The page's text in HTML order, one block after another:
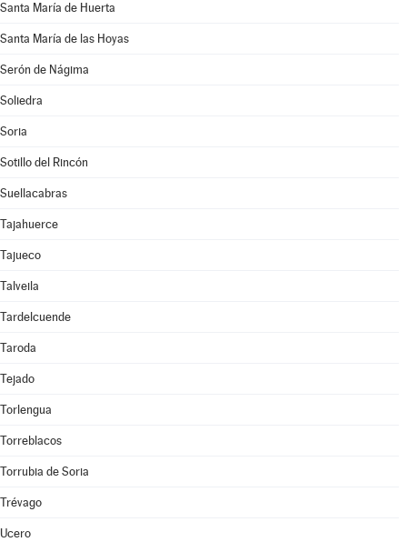
Santa María de Huerta
Santa María de las Hoyas
Serón de Nágima
Soliedra
Soria
Sotillo del Rincón
Suellacabras
Tajahuerce
Tajueco
Talveila
Tardelcuende
Taroda
Tejado
Torlengua
Torreblacos
Torrubia de Soria
Trévago
Ucero